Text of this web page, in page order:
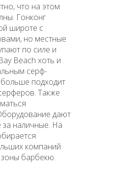
что на этом
Гонконг
широте с
но местные
по силе и
Beach хоть и
серф-
подходит
Также
дают
за наличные. На
компаний
зоны барбекю.